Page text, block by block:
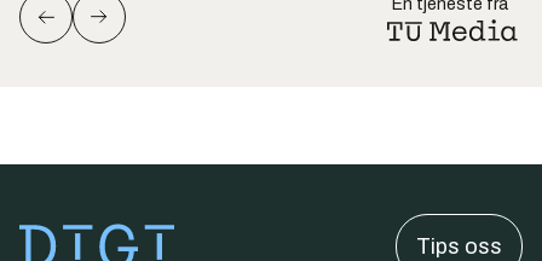
En tjeneste fra
Tips oss